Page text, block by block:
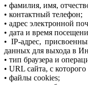
• фамилия, имя,
• контактный телефон;
• адрес электронной
• дата и время
• IP-адрес,
данных для выхода в
• тип браузера и
• URL сайта, с
• файлы cookies;